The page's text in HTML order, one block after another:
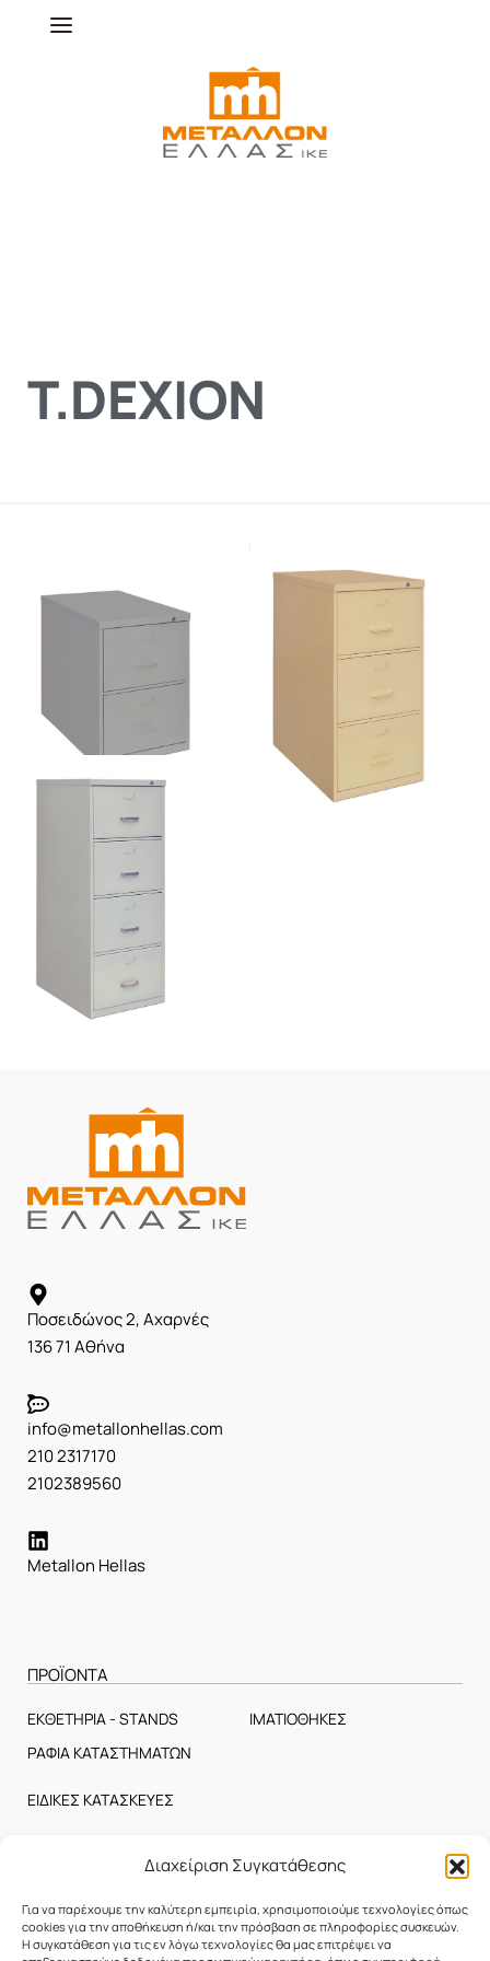
Διαχείριση Συγκατάθεσης
Για να παρέχουμε την καλύτερη εμπειρία, χρησιμοποιούμε τεχνολογίες όπως
cookies για την αποθήκευση ή/και την πρόσβαση σε πληροφορίες συσκευών.
Η συγκατάθεση για τις εν λόγω τεχνολογίες θα μας επιτρέψει να
Τ.DEXION
Αρχειοθήκη ΑΡ-2 Αρχειοθήκη ΑΡ-3
Αρχειοθήκη ΑΡ-4
Ποσειδώνος 2, Αχαρνές
136 71 Αθήνα
info@metallonhellas.com
210 2317170
2102389560
Metallon Hellas
ΠΡΟΪΟΝΤΑ
ΕΚΘΕΤΗΡΙΑ - STANDS
ΙΜΑΤΙΟΘΗΚΕΣ
ΡΑΦΙΑ ΚΑΤΑΣΤΗΜΑΤΩΝ
ΕΙΔΙΚΕΣ ΚΑΤΑΣΚΕΥΕΣ
Η Εταιρεία
Επικοινωνία